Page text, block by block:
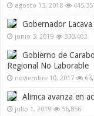
agosto 13, 2018
Gobernador
junio 3, 2019 330,463
Gobierno de
Regional No Laborable
noviembre 10, 2017
Alimca avanza en
julio 1, 2019 56,856